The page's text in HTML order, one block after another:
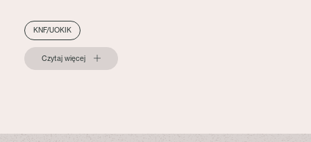
KNF/UOKIK
Czytaj więcej